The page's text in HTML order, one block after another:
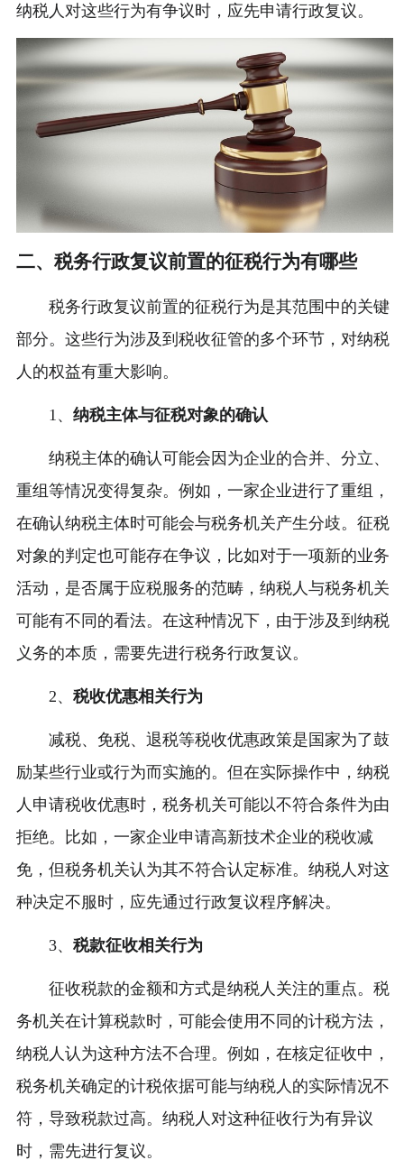
纳税人对这些行为有争议时，应先申请行政复议。
二、税务行政复议前置的征税行为有哪些
税务行政复议前置的征税行为是其范围中的关键
部分。这些行为涉及到税收征管的多个环节，对纳税
人的权益有重大影响。
1、 纳税主体与征税对象的确认
纳税主体的确认可能会因为企业的合并、分立、
重组等情况变得复杂。例如，一家企业进行了重组，
在确认纳税主体时可能会与税务机关产生分歧。征税
对象的判定也可能存在争议，比如对于一项新的业务
活动，是否属于应税服务的范畴，纳税人与税务机关
可能有不同的看法。在这种情况下，由于涉及到纳税
义务的本质，需要先进行税务行政复议。
2、 税收优惠相关行为
减税、免税、退税等税收优惠政策是国家为了鼓
励某些行业或行为而实施的。但在实际操作中，纳税
人申请税收优惠时，税务机关可能以不符合条件为由
拒绝。比如，一家企业申请高新技术企业的税收减
免，但税务机关认为其不符合认定标准。纳税人对这
种决定不服时，应先通过行政复议程序解决。
3、 税款征收相关行为
征收税款的金额和方式是纳税人关注的重点。税
务机关在计算税款时，可能会使用不同的计税方法，
纳税人认为这种方法不合理。例如，在核定征收中，
税务机关确定的计税依据可能与纳税人的实际情况不
符，导致税款过高。纳税人对这种征收行为有异议
时，需先进行复议。